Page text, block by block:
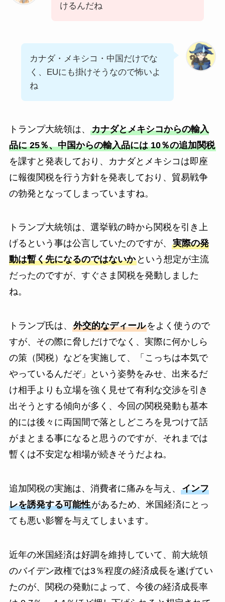
けるんだね
カナダ・メキシコ・中国だけでな
く、EUにも掛けそうなので怖いよ
ね
トランプ大統領は、 カナダとメキシコからの輸入
品に 25％、中国からの輸入品には 10％の追加関税
を課すと発表しており、カナダとメキシコは即座
に報復関税を行う方針を発表しており、貿易戦争
の勃発となってしまっていますね。
トランプ大統領は、選挙戦の時から関税を引き上
げるという事は公言していたのですが、 実際の発
動は暫く先になるのではないかという想定が主流
だったのですが、すぐさま関税を発動しました
ね。
トランプ氏は、 外交的なディールをよく使うので
すが、その際に脅しだけでなく、実際に何かしら
の策（関税）などを実施して、「こっちは本気で
やっているんだぞ」という姿勢をみせ、出来るだ
け相手よりも立場を強く見せて有利な交渉を引き
出そうとする傾向が多く、今回の関税発動も基本
的には後々に両国間で落としどころを見つけて話
がまとまる事になると思うのですが、それまでは
暫くは不安定な相場が続きそうだよね。
追加関税の実施は、消費者に痛みを与え、 インフ
レを誘発する可能性があるため、米国経済にとっ
ても悪い影響を与えてしまいます。
近年の米国経済は好調を維持していて、前大統領
のバイデン政権では3％程度の経済成長を遂げてい
たのが、関税の発動によって、今後の経済成長率